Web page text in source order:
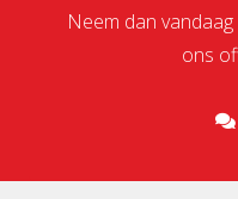
Neem dan
ons